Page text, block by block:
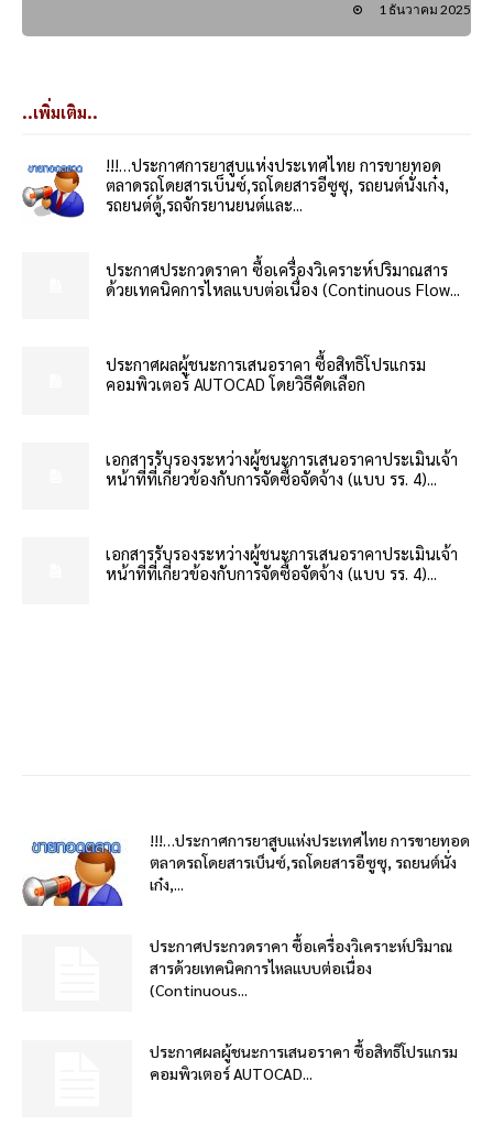
1 ธันวาคม 2025
..เพิ่มเติม..
!!!…ประกาศการยาสูบแห่งประเทศไทย การขายทอด
ตลาดรถโดยสารเบ็นซ์,รถโดยสารอีซูซุ, รถยนต์นั่งเก๋ง,
รถยนต์ตู้,รถจักรยานยนต์และ...
ประกาศประกวดราคา ซื้อเครื่องวิเคราะห์ปริมาณสาร
ด้วยเทคนิคการไหลแบบต่อเนื่อง (Continuous Flow...
ประกาศผลผู้ชนะการเสนอราคา ซื้อสิทธิโปรแกรม
คอมพิวเตอร์ AUTOCAD โดยวิธีคัดเลือก
เอกสารรับรองระหว่างผู้ชนะการเสนอราคาประเมินเจ้า
หน้าที่ที่เกี่ยวข้องกับการจัดซื้อจัดจ้าง (แบบ รร. 4)...
เอกสารรับรองระหว่างผู้ชนะการเสนอราคาประเมินเจ้า
หน้าที่ที่เกี่ยวข้องกับการจัดซื้อจัดจ้าง (แบบ รร. 4)...
!!!…ประกาศการยาสูบแห่งประเทศไทย การขายทอด
ตลาดรถโดยสารเบ็นซ์,รถโดยสารอีซูซุ, รถยนต์นั่ง
เก๋ง,...
ประกาศประกวดราคา ซื้อเครื่องวิเคราะห์ปริมาณ
สารด้วยเทคนิคการไหลแบบต่อเนื่อง
(Continuous...
ประกาศผลผู้ชนะการเสนอราคา ซื้อสิทธิโปรแกรม
คอมพิวเตอร์ AUTOCAD...